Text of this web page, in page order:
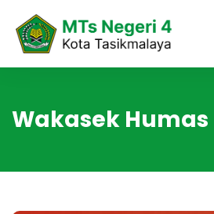
Wakasek Humas